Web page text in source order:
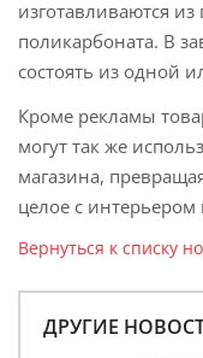
изготавливаются
поликарбоната. В
состоять из одной
Кроме рекламы
могут так же
магазина,
целое с интерьером
Вернуться к списку
ДРУГИЕ